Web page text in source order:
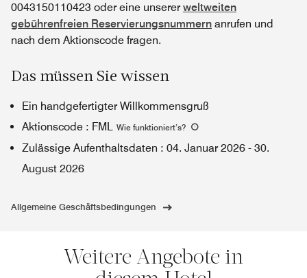
0043150110423 oder eine unsererweltweiten
gebührenfreien Reservierungsnummern anrufen und
nach dem Aktionscode fragen.
Das müssen Sie wissen
Ein handgefertigter Willkommensgruß
Aktionscode : FML Wie funktioniert’s?
Zulässige Aufenthaltsdaten : 04. Januar 2026 - 30.
August 2026
Allgemeine Geschäftsbedingungen
Weitere Angebote in